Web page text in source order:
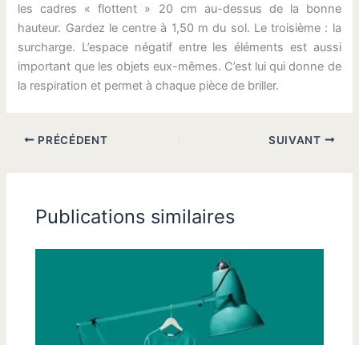
les cadres « flottent » 20 cm au-dessus de la bonne
hauteur. Gardez le centre à 1,50 m du sol. Le troisième : la
surcharge. L’espace négatif entre les éléments est aussi
important que les objets eux-mêmes. C’est lui qui donne de
la respiration et permet à chaque pièce de briller.
PRÉCÉDENT SUIVANT
Publications similaires